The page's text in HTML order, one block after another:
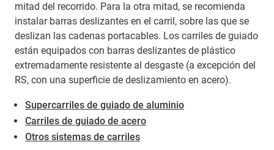
mitad del recorrido. Para la otra mitad, se recomienda
instalar barras deslizantes en el carril, sobre las que se
deslizan las cadenas portacables. Los carriles de guiado
están equipados con barras deslizantes de plástico
extremadamente resistente al desgaste (a excepción del
RS, con una superficie de deslizamiento en acero).
Supercarriles de guiado de aluminio
Carriles de guiado de acero
​​​​​​​Otros sistemas de carriles